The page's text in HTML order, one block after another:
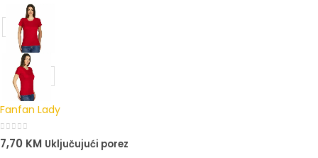
Fanfan Lady
0out of 5
7,70 KM Uključujući porez